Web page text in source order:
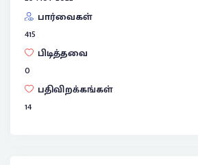
பார்வைகள்
415
பிடித்தவை
0
பதிவிறக்கங்கள்
14